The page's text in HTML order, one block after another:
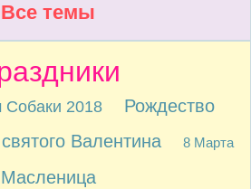
Все темы
2018
Рождество
Валентина 8 Марта
Масленица